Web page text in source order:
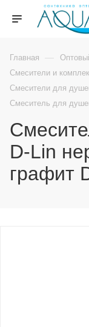
Главная —
Смесители и
Смесители для
Смеситель для
D-Lin
графит